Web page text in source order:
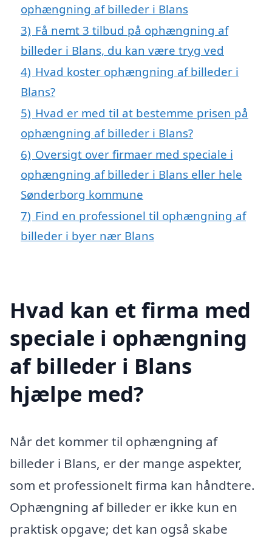
ophængning af billeder i Blans
3) Få nemt 3 tilbud på ophængning af
billeder i Blans, du kan være tryg ved
4) Hvad koster ophængning af billeder i
Blans?
5) Hvad er med til at bestemme prisen på
ophængning af billeder i Blans?
6) Oversigt over firmaer med speciale i
ophængning af billeder i Blans eller hele
Sønderborg kommune
7) Find en professionel til ophængning af
billeder i byer nær Blans
Hvad kan et firma med
speciale i ophængning
af billeder i Blans
hjælpe med?
Når det kommer til ophængning af
billeder i Blans, er der mange aspekter,
som et professionelt firma kan håndtere.
Ophængning af billeder er ikke kun en
praktisk opgave; det kan også skabe